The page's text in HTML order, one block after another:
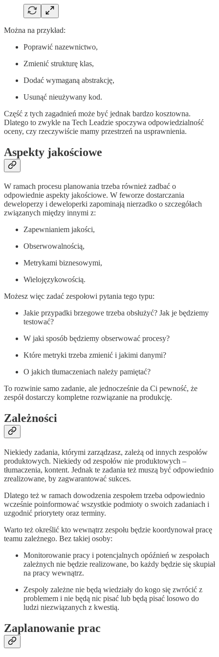
Można na przykład:
Poprawić nazewnictwo,
Zmienić strukturę klas,
Dodać wymaganą abstrakcję,
Usunąć nieużywany kod.
Część z tych zagadnień może być jednak bardzo kosztowna.
Dlatego to zwykle na Tech Leadzie spoczywa odpowiedzialność
oceny, czy rzeczywiście mamy przestrzeń na usprawnienia.
Aspekty jakościowe
W ramach procesu planowania trzeba również zadbać o
odpowiednie aspekty jakościowe. W feworze dostarczania
deweloperzy i deweloperki zapominają nierzadko o szczegółach
związanych między innymi z:
Zapewnianiem jakości,
Obserwowalnością,
Metrykami biznesowymi,
Wielojęzykowością.
Możesz więc zadać zespołowi pytania tego typu:
Jakie przypadki brzegowe trzeba obsłużyć? Jak je będziemy
testować?
W jaki sposób będziemy obserwować procesy?
Które metryki trzeba zmienić i jakimi danymi?
O jakich tłumaczeniach należy pamiętać?
To rozwinie samo zadanie, ale jednocześnie da Ci pewność, że
zespół dostarczy kompletne rozwiązanie na produkcję.
Zależności
Niekiedy zadania, którymi zarządzasz, zależą od innych zespołów
produktowych. Niekiedy od zespołów nie produktowych –
tłumaczenia, kontent. Jednak te zadania też muszą być odpowiednio
zrealizowane, by zagwarantować sukces.
Dlatego też w ramach dowodzenia zespołem trzeba odpowiednio
wcześnie poinformować wszystkie podmioty o swoich zadaniach i
uzgodnić priorytety oraz terminy.
Warto też określić kto wewnątrz zespołu będzie koordynował pracę
teamu zależnego. Bez takiej osoby:
Monitorowanie pracy i potencjalnych opóźnień w zespołach
zależnych nie będzie realizowane, bo każdy będzie się skupiał
na pracy wewnątrz.
Zespoły zależne nie będą wiedziały do kogo się zwrócić z
problemem i nie będą nic pisać lub będą pisać losowo do
ludzi niezwiązanych z kwestią.
Zaplanowanie prac